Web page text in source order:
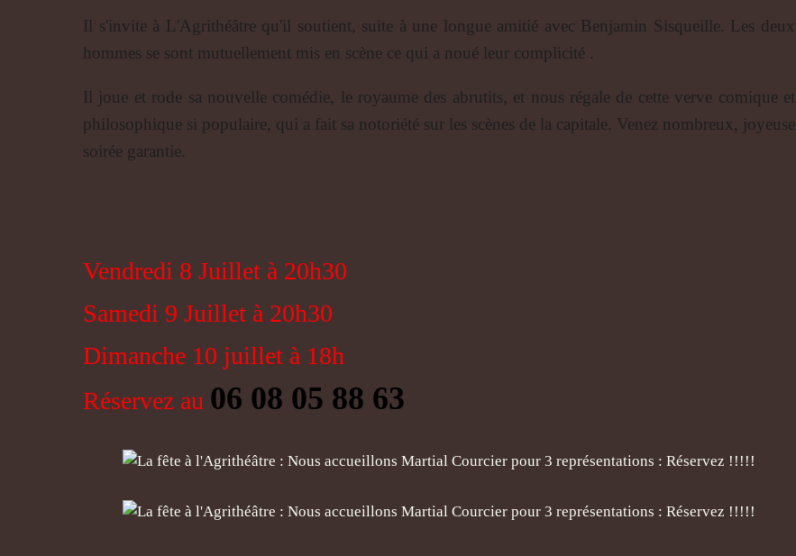
Il s'invite à L'Agrithéâtre qu'il soutient, suite à une longue amitié avec Benjamin Sisqueille. Les deux
hommes se sont mutuellement mis en scène ce qui a noué leur complicité .
Il joue et rode sa nouvelle comédie, le royaume des abrutits, et nous régale de cette verve comique et
philosophique si populaire, qui a fait sa notoriété sur les scènes de la capitale. Venez nombreux, joyeuse
soirée garantie.
Vendredi 8 Juillet à 20h30
Samedi 9 Juillet à 20h30
Dimanche 10 juillet à 18h
Réservez au 06 08 05 88 63